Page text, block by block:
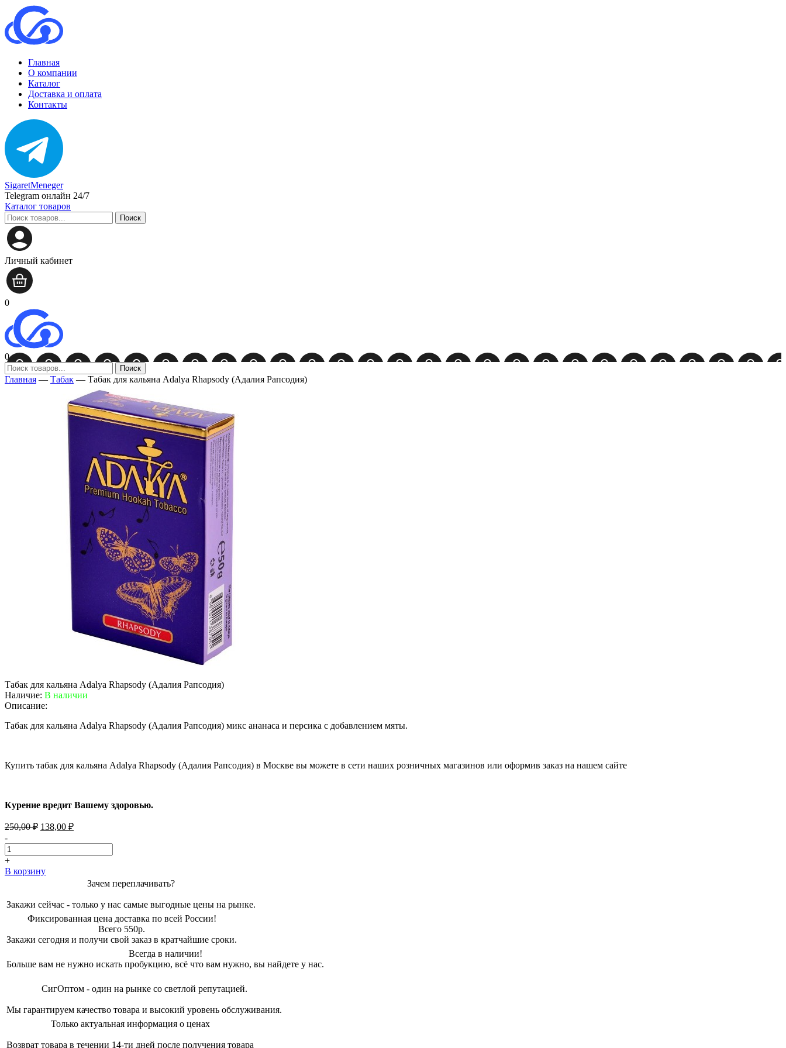
Главная
О компании
Каталог
Доставка и оплата
Контакты
SigaretMeneger
Telegram онлайн 24/7
Каталог товаров
Поиск
Личный кабинет
0
0
Поиск
Главная — Табак — Табак для кальяна Adalya Rhapsody (Адалия Рапсодия)
Табак для кальяна Adalya Rhapsody (Адалия Рапсодия)
Наличие: В наличии
Описание:
Табак для кальяна Adalya Rhapsody (Адалия Рапсодия) микс ананаса и персика с добавлением мяты.
Купить табак для кальяна Adalya Rhapsody (Адалия Рапсодия) в Москве вы можете в сети наших розничных магазинов или оформив заказ на нашем сайте
Курение вредит Вашему здоровью.
250,00₽ Первоначальная
составляла
250,00 ₽.
138,00 ₽Текущая
138,00 ₽.
-
+
В корзину
Зачем переплачивать?
Закажи сейчас - только у нас самые выгодные цены на рынке.
Фиксированная цена доставка по всей России!
Всего 550р.
Закажи сегодня и получи свой заказ в кратчайшие сроки.
Всегда в наличии!
Больше вам не нужно искать пробукцию, всё что вам нужно, вы найдете у нас.
СигОптом - один на рынке со светлой репутацией.
Мы гарантируем качество товара и высокий уровень обслуживания.
Только актуальная информация о ценах
Возврат товара в течении 14-ти дней после получения товара